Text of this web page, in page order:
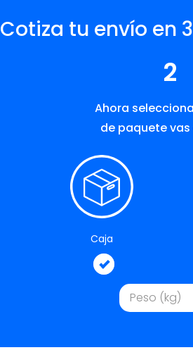
Cotiza tu envío en
2
Ahora
de paquete vas
Caja